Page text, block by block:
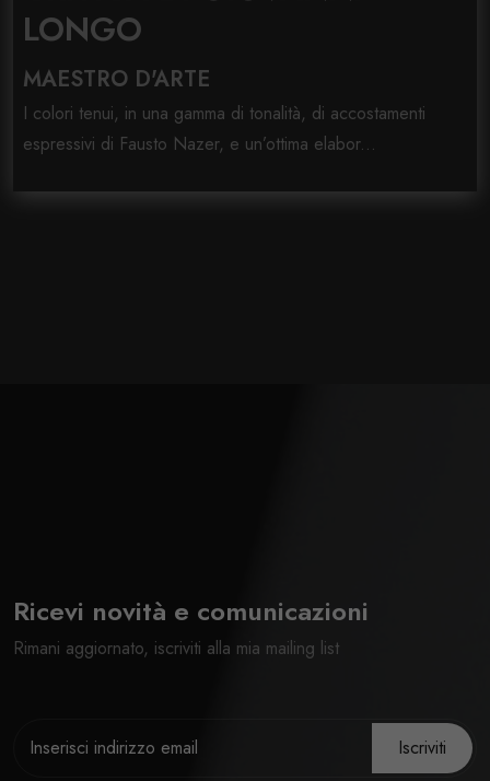
LONGO
MAESTRO D'ARTE
I colori tenui, in una gamma di tonalità, di accostamenti
espressivi di Fausto Nazer, e un’ottima elabor...
Ricevi novità e comunicazioni
Rimani aggiornato, iscriviti alla mia mailing list
Iscriviti